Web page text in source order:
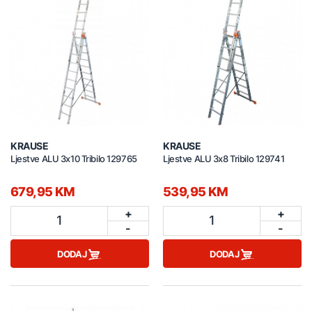
KRAUSE
Ljestve ALU 3x10 Tribilo 129765
679,95 KM
1
+
-
DODAJ
KRAUSE
Ljestve ALU 3x8 Tribilo 129741
539,95 KM
1
+
-
DODAJ